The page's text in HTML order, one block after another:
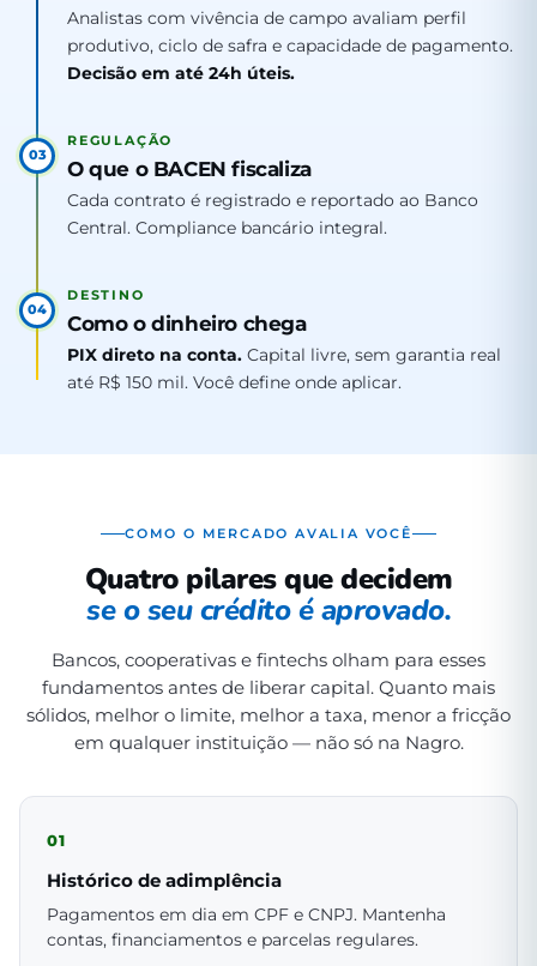
Analistas com vivência de campo avaliam perfil
produtivo, ciclo de safra e capacidade de pagamento.
Decisão em até 24h úteis.
03
REGULAÇÃO
O que o BACEN fiscaliza
Cada contrato é registrado e reportado ao Banco
Central. Compliance bancário integral.
04
DESTINO
Como o dinheiro chega
PIX direto na conta. Capital livre, sem garantia real
até R$ 150 mil. Você define onde aplicar.
COMO O MERCADO AVALIA VOCÊ
Quatro pilares que decidem
se o seu crédito é aprovado.
Bancos, cooperativas e fintechs olham para esses
fundamentos antes de liberar capital. Quanto mais
sólidos, melhor o limite, melhor a taxa, menor a fricção
em qualquer instituição — não só na Nagro.
01
Histórico de adimplência
Pagamentos em dia em CPF e CNPJ. Mantenha
contas, financiamentos e parcelas regulares.